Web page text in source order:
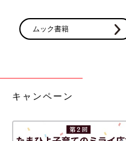
ムック書籍
キャンペーン